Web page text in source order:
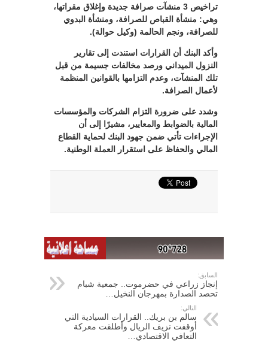
تراخيص 3 منشآت صرافة جديدة وإغلاق مقراتها،
وهي: منشأة القباص للصرافة، ومنشأة البدوي
للصرافة، ونجم الحالمة (وكيل حوالة).
وأكد البنك أن القرارات استندت إلى تقارير
النزول الميداني ورصد مخالفات جسيمة من قبل
تلك المنشآت، وعدم التزامها بالقوانين المنظمة
لأعمال الصرافة.
وشدد على ضرورة التزام الشركات والمؤسسات
المالية بالضوابط والمعايير، مشيرًا إلى أن
الإجراءات تأتي ضمن جهود البنك لحماية القطاع
المالي والحفاظ على استقرار العملة الوطنية.
السابق:
إنجاز زراعي في حضرموت.. جمعية شبام
تحصد الصدارة بمهرجان النخيل…
التالي:
سالم بن بريك.. القرارات السيادية التي
أوقفت نزيف الريال وأطلقت معركة
التعافي الاقتصادي…